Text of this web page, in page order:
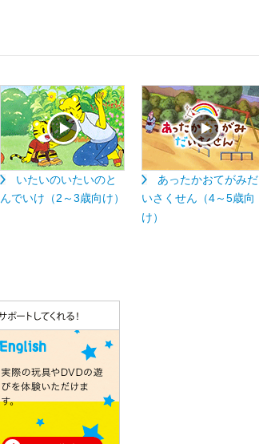
いたいのいたいのと
んでいけ（2～3歳向け）
あったかおてがみだ
いさくせん（4～5歳向
け）